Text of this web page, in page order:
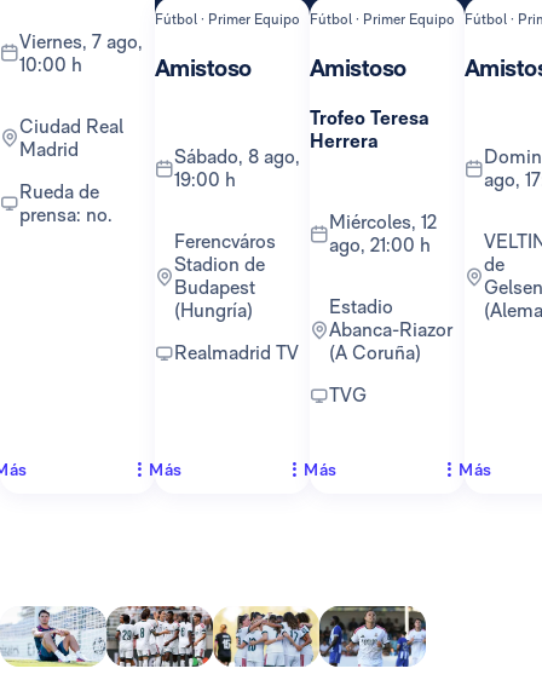
viernes, 7 ago,
10:00 h
Ciudad Real
Madrid
Rueda de
prensa: no.
Fútbol · Primer Equipo
Amistoso
sábado, 8 ago,
19:00 h
Ferencváros
Stadion de
Budapest
(Hungría)
Realmadrid TV
Más
Fútbol · Primer Equipo
Amistoso
Trofeo Teresa
Herrera
miércoles, 12
ago, 21:00 h
Estadio
Abanca-Riazor
(A Coruña)
TVG
Más
Fútbol ·
domingo, 16
ago,
VELTINS-Arena
de
Más